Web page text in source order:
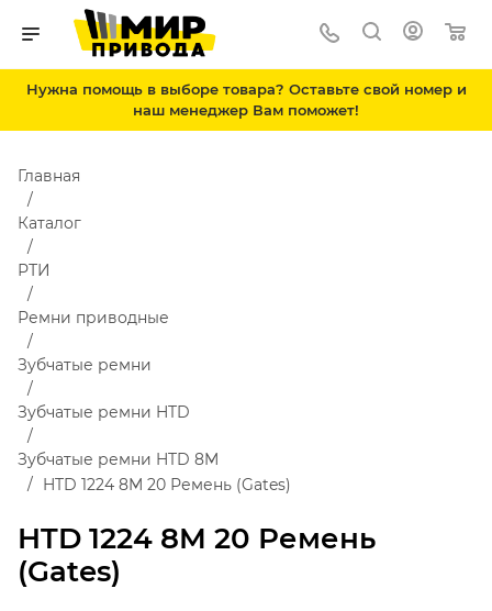
Нужна помощь в выборе товара? Оставьте свой номер и
наш менеджер Вам поможет!
HTD 1224 8M 20 Ремень
(Gates)
Главная
Каталог
РТИ
Ремни приводные
Зубчатые ремни
Зубчатые ремни HTD
Зубчатые ремни HTD 8M
HTD 1224 8M 20 Ремень (Gates)